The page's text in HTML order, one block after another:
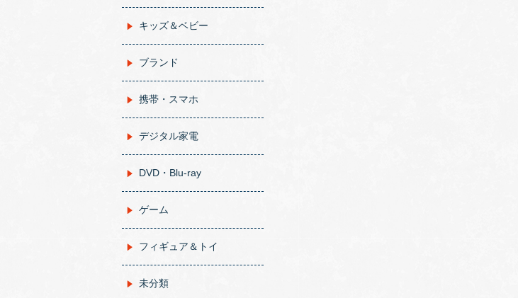
キッズ＆ベビー
ブランド
携帯・スマホ
デジタル家電
DVD・Blu-ray
ゲーム
フィギュア＆トイ
未分類